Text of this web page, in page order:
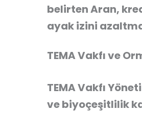
belirten Aran,
ayak izini
TEMA Vakfı ve
TEMA Vakfı
ve biyoçeşitlilik